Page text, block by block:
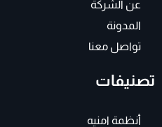
عن الشركة
المدونة
تواصل معنا
تصنيفات
أنظمة امنيه